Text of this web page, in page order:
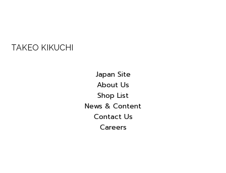
TAKEO KIKUCHI
Japan Site
About Us
Shop List
News & Content
Contact Us
Careers